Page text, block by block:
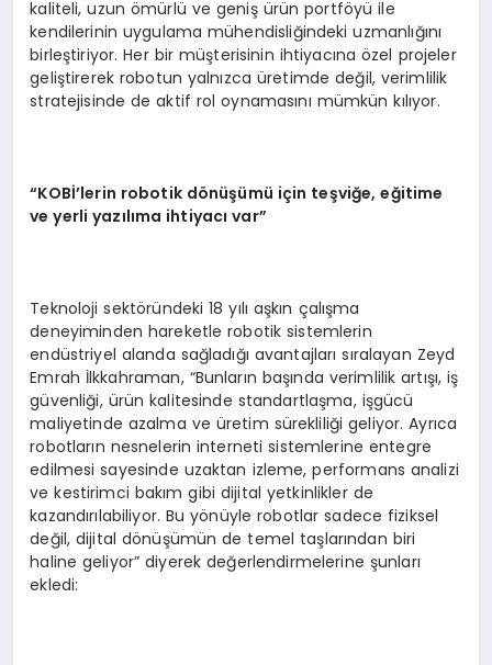
kaliteli, uzun ömürlü ve geniş ürün portföyü ile
kendilerinin uygulama mühendisliğindeki uzmanlığını
birleştiriyor. Her bir müşterisinin ihtiyacına özel projeler
geliştirerek robotun yalnızca üretimde değil, verimlilik
stratejisinde de aktif rol oynamasını mümkün kılıyor.
“KOBİ’lerin robotik dönüşümü için teşviğe, eğitime
ve yerli yazılıma ihtiyacı var”
Teknoloji sektöründeki 18 yılı aşkın çalışma
deneyiminden hareketle robotik sistemlerin
endüstriyel alanda sağladığı avantajları sıralayan Zeyd
Emrah İlkkahraman, “Bunların başında verimlilik artışı, iş
güvenliği, ürün kalitesinde standartlaşma, işgücü
maliyetinde azalma ve üretim sürekliliği geliyor. Ayrıca
robotların nesnelerin interneti sistemlerine entegre
edilmesi sayesinde uzaktan izleme, performans analizi
ve kestirimci bakım gibi dijital yetkinlikler de
kazandırılabiliyor. Bu yönüyle robotlar sadece fiziksel
değil, dijital dönüşümün de temel taşlarından biri
haline geliyor” diyerek değerlendirmelerine şunları
ekledi: